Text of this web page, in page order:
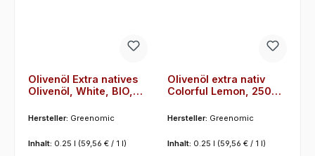
Olivenöl Extra natives
Olivenöl, White, BIO,
Hersteller: Greenomic
Inhalt: 0.25 l (59,56 € / 1 l)
Olivenöl extra nativ
Colorful Lemon, 250
Hersteller: Greenomic
Inhalt: 0.25 l (59,56 € / 1 l)